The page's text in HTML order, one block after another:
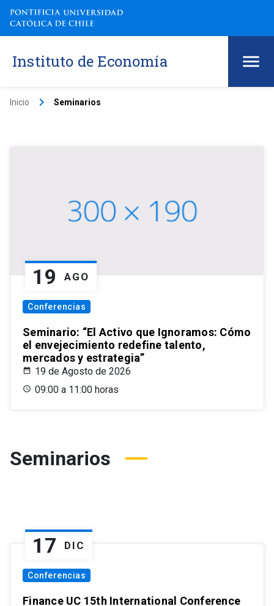
Instituto de Economía
Inicio keyboard_arrow_right Seminarios
19 AGO
Conferencias
Seminario: “El Activo que Ignoramos: Cómo
el envejecimiento redefine talento,
mercados y estrategia”
19 de Agosto de 2026
09:00 a 11:00 horas
Seminarios
17 DIC
Conferencias
Finance UC 15th International Conference